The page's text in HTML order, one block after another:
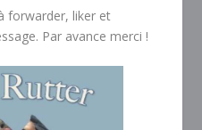
forwarder, liker et
Par avance merci !